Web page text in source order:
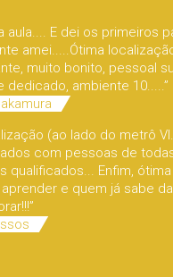
aula.... E dei os primeiros
amei.....Ótima
muito bonito, pessoal
dedicado, ambiente 10.....”
(ao lado do metrô
com pessoas de
qualificados... Enfim,
e quem já sabe